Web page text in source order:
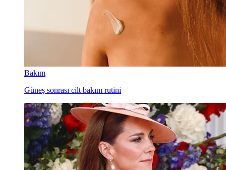
Bakım
Güneş sonrası cilt bakım rutini